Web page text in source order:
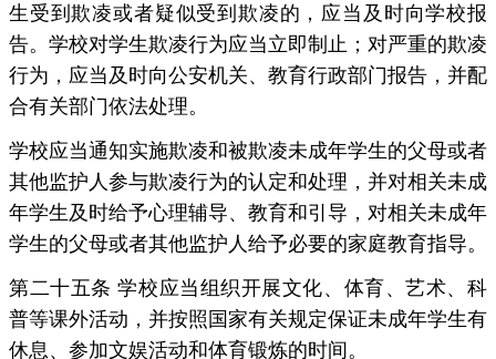
生受到欺凌或者疑似受到欺凌的，应当及时向学校报
告。学校对学生欺凌行为应当立即制止；对严重的欺凌
行为，应当及时向公安机关、教育行政部门报告，并配
合有关部门依法处理。
学校应当通知实施欺凌和被欺凌未成年学生的父母或者
其他监护人参与欺凌行为的认定和处理，并对相关未成
年学生及时给予心理辅导、教育和引导，对相关未成年
学生的父母或者其他监护人给予必要的家庭教育指导。
第二十五条 学校应当组织开展文化、体育、艺术、科
普等课外活动，并按照国家有关规定保证未成年学生有
休息、参加文娱活动和体育锻炼的时间。